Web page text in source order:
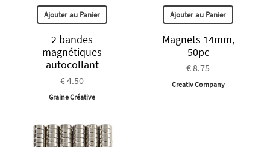
Ajouter au Panier
2 bandes
magnétiques
autocollant
€ 4.50
Graine Créative
Ajouter au Panier
Magnets 14mm,
50pc
€ 8.75
Creativ Company